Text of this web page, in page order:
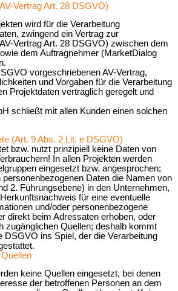
Vertrag Art. 28 DSGVO)
wird für die Verarbeitung
zwingend ein Vertrag zur
Vertrag Art. 28 DSGVO) zwischen dem
dem Auftragnehmer (MarketDialog
vorgeschriebenen AV-Vertrag,
und Vorgaben für die Verarbeitung
Projektdaten vertraglich geregelt und
schließt mit allen Kunden einen solchen
(Art. 9 Abs. 2 Lit. e DSGVO)
bzw. nutzt prinzipiell keine Daten von
In allen Projekten werden
eingesetzt bzw. angesprochen;
personenbezogenen Daten die Namen von
2. Führungsebene) in den Unternehmen,
für eine eventuelle
und/oder personenbezogene
direkt beim Adressaten erhoben, oder
zugänglichen Quellen; deshalb kommt
DSGVO ins Spiel, der die Verarbeitung
keine Quellen eingesetzt, bei denen
der betroffenen Personen an dem